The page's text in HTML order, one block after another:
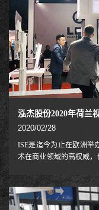
泓杰股份2020年荷兰
2020/02/28
ISE是迄今为止在欧洲举
术在商业领域的高权威，
录。展会汇聚了应用在
业和政府部门等领域的
技术、显示器与屏幕、